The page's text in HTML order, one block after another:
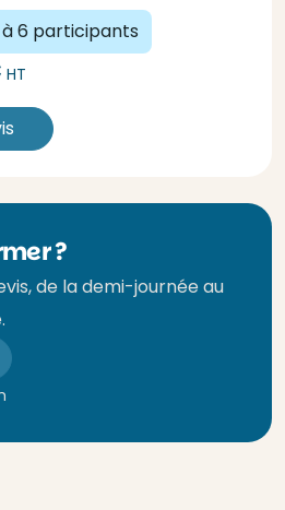
à 6 participants
HT
?
de la demi-journée au